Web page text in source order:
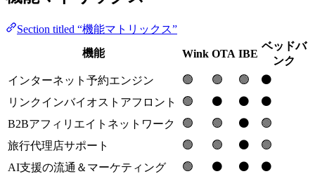
Section titled “機能マトリックス”
機能
Wink OTA IBE
ベッドバ
ンク
インターネット予約エンジン
🟢 🟢 🟢
⚫️
リンクインバイオストアフロント
🟢 ⚫️ ⚫️
⚫️
B2Bアフィリエイトネットワーク
🟢 🟢 ⚫️
🟢
旅行代理店サポート
🟢 🟢 ⚫️
🟢
AI支援の流通＆マーケティング
🟢 ⚫️ ⚫️
⚫️